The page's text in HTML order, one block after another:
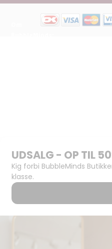
Support og
juridisk:
Spørgsmål og
svar
Medlemsbetingelser
Handels- og